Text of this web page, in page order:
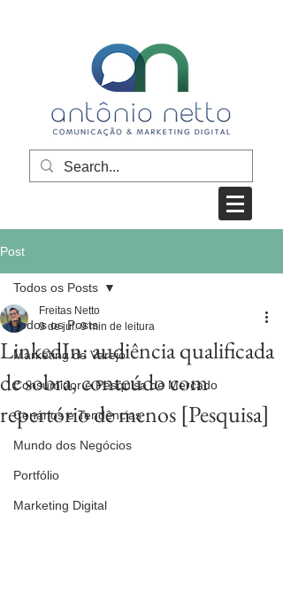
Post
Todos os Posts
Marketing de Varejo
Consumidor e Pesquisa de Mercado
Cenários e Tendências
Mundo dos Negócios
Portfólio
Marketing Digital
Todos os Posts
LinkedIn: audiência qualificada
de sobra, conteúdo com
repertório de menos [Pesquisa]
Freitas Netto
9 de jul. 9 min de leitura